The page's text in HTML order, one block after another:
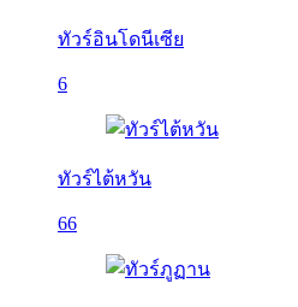
ทัวร์อินโดนีเซีย
6
ทัวร์ไต้หวัน
66